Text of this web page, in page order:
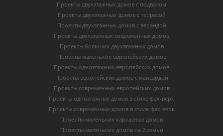
Проекты двухэтажных домов с подвалом
Проекты двухэтажных домов с террасой
Проекты двухэтажных домов с верандой
Проекты двухэтажных современных домов
Проекты больших двухэтажных домов
Проекты маленьких европейских домов
Проекты одноэтажных европейских домов
Проекты европейских домов с мансардой
Проекты современных европейских домов
Проекты одноэтажных домов в стиле фах-верк
Проекты современных домов в стиле фах-верк
Проекты маленьких каркасных домов
Проекты маленьких домов на 2 семьи